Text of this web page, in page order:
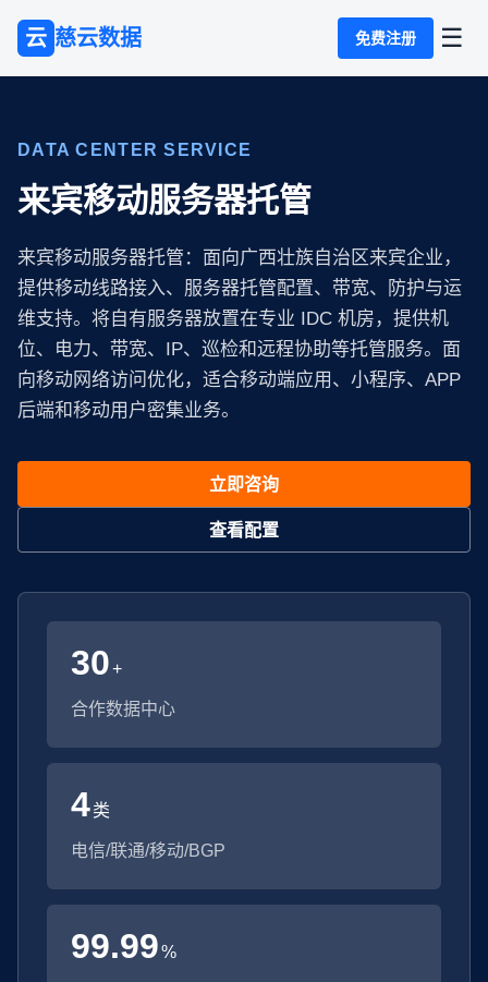
云 慈云数据 免费注册 ☰
DATA CENTER SERVICE
来宾移动服务器托管
来宾移动服务器托管：面向广西壮族自治区来宾企业，
提供移动线路接入、服务器托管配置、带宽、防护与运
维支持。将自有服务器放置在专业 IDC 机房，提供机
位、电力、带宽、IP、巡检和远程协助等托管服务。面
向移动网络访问优化，适合移动端应用、小程序、APP
后端和移动用户密集业务。
立即咨询
查看配置
30+
合作数据中心
4类
电信/联通/移动/BGP
99.99%